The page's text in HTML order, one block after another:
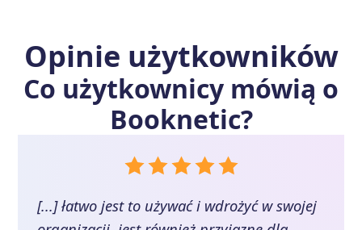
Opinie użytkowników
Co użytkownicy mówią o
Booknetic?
[...] łatwo jest to używać i wdrożyć w swojej